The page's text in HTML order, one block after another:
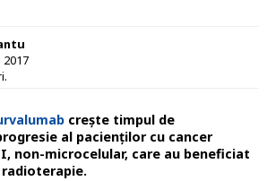
crește timpul de
al pacienților cu cancer
non-microcelular, care au beneficiat